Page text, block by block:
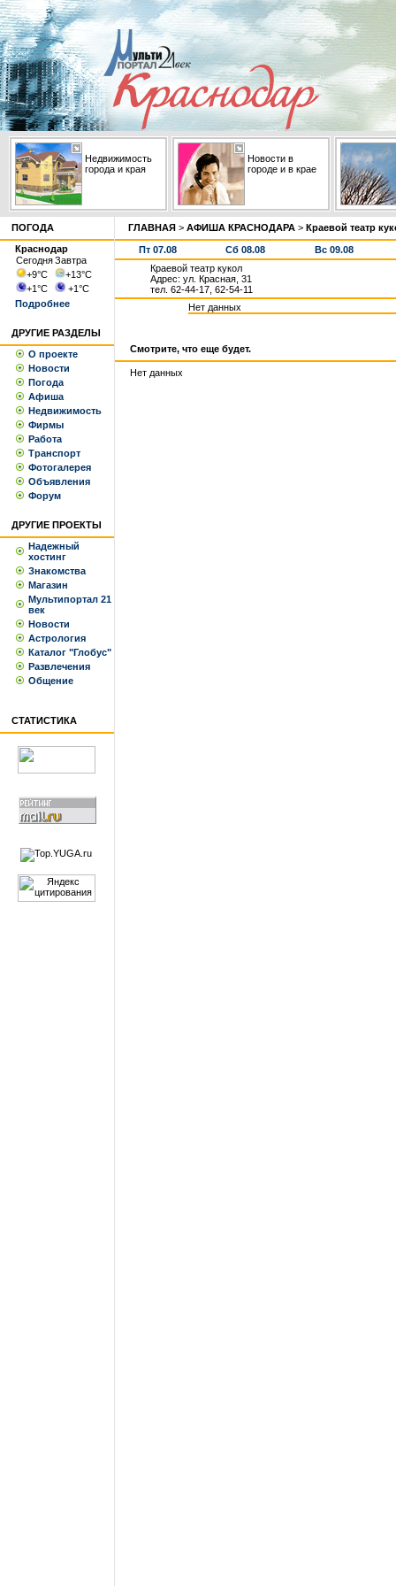
Недвижимость
города и края
Новости в
городе и в крае
ПОГОДА
Краснодар
СегодняЗавтра
+9°С +13°С
+1°С +1°С
Подробнее
ДРУГИЕ РАЗДЕЛЫ
О проекте
Новости
Погода
Афиша
Недвижимость
Фирмы
Работа
Транспорт
Фотогалерея
Объявления
Форум
ДРУГИЕ ПРОЕКТЫ
Надежный
хостинг
Знакомства
Магазин
Мультипортал 21
век
Новости
Астрология
Каталог "Глобус"
Развлечения
Общение
СТАТИСТИКА
ГЛАВНАЯ > АФИША КРАСНОДАРА > Краевой театр
Пт 07.08 Сб 08.08
Вс 09.08
Краевой театр кукол
Адрес: ул. Красная, 31
тел. 62-44-17, 62-54-11
Нет данных
Смотрите, что еще будет.
Нет данных